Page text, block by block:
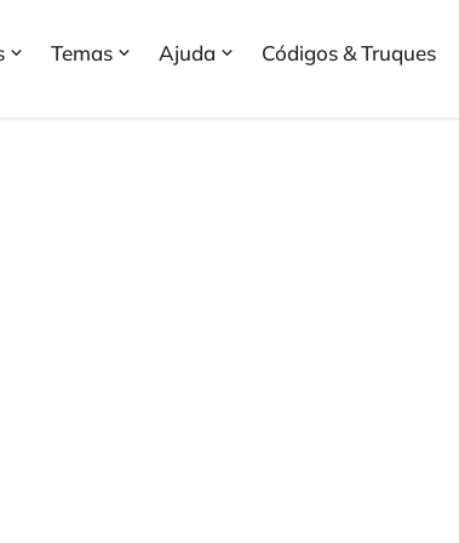
Temas Ajuda Códigos & Truques